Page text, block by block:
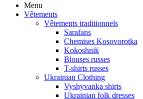
Menu
Vêtements
Vêtements traditionnels
Sarafans
Chemises Kosovorotka
Kokoshnik
Blouses russes
T-shirts russes
Ukrainian Clothing
Vyshyvanka shirts
Ukrainian folk dresses